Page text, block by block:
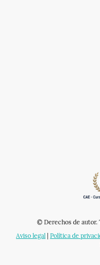
© Derechos de autor.
Aviso legal
Política de